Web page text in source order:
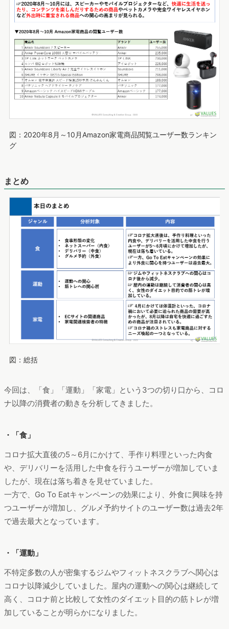
図：2020年8月～10月Amazon家電商品閲覧ユーザー数ランキン
グ
まとめ
図：総括
今回は、「食」「運動」「家電」という3つの切り口から、コロ
ナ以降の消費者の動きを分析してきました。
・「食」
コロナ拡大直後の5～6月にかけて、手作り料理といった内食
や、デリバリーを活用した中食を行うユーザーが増加していま
したが、現在は落ち着きを見せていました。
一方で、Go To Eatキャンペーンの効果により、外食に興味を持
つユーザーが増加し、グルメ予約サイトのユーザー数は過去2年
で過去最大となっています。
・「運動」
不特定多数の人が密集するジムやフィットネスクラブへ関心は
コロナ以降減少していました。屋内の運動への関心は継続して
高く、コロナ前と比較して女性のダイエット目的の筋トレが増
加していることが明らかになりました。